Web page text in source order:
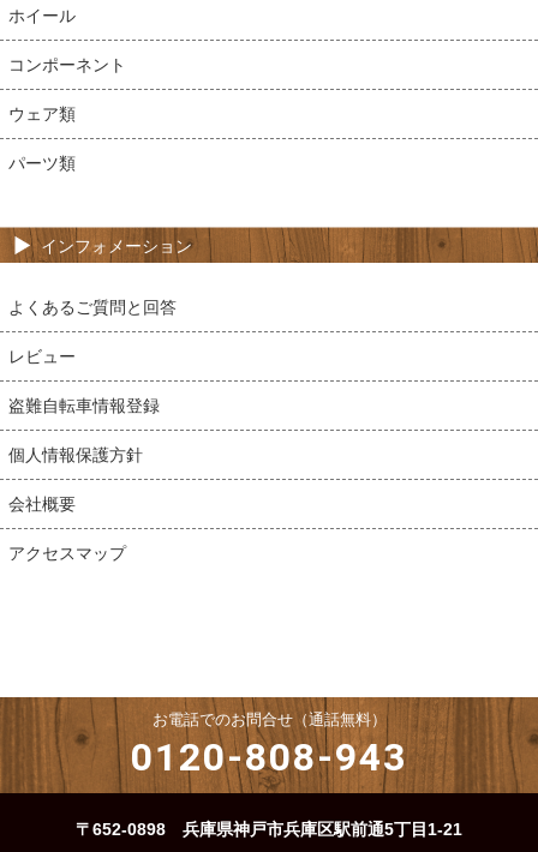
ホイール
コンポーネント
ウェア類
パーツ類
インフォメーション
よくあるご質問と回答
レビュー
盗難自転車情報登録
個人情報保護方針
会社概要
アクセスマップ
お電話でのお問合せ（通話無料）
0120-808-943
〒652-0898 兵庫県神戸市兵庫区駅前通5丁目1-21